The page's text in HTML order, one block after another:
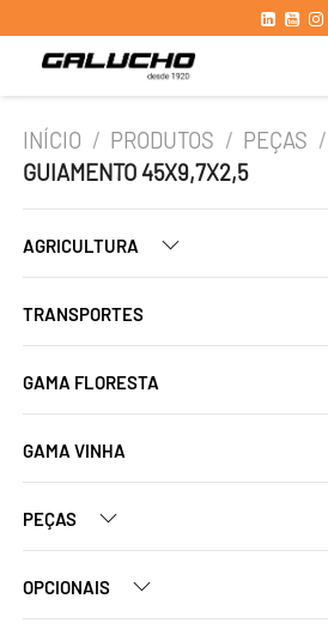
INÍCIO / PRODUTOS / PEÇAS /
GUIAMENTO 45X9,7X2,5
AGRICULTURA
TRANSPORTES
GAMA FLORESTA
GAMA VINHA
PEÇAS
OPCIONAIS